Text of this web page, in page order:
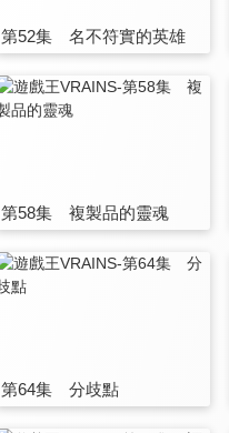
第52集 名不符實的英雄
第58集 複製品的靈魂
第64集 分歧點